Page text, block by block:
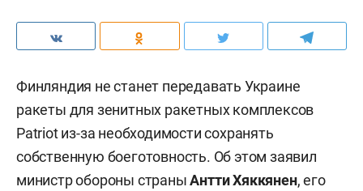
Финляндия не станет передавать Украине
ракеты для зенитных ракетных комплексов
Patriot из-за необходимости сохранять
собственную боеготовность. Об этом заявил
министр обороны страныАнтти Хяккянен, его